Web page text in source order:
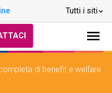
Tutti i siti
di benefit e welfare